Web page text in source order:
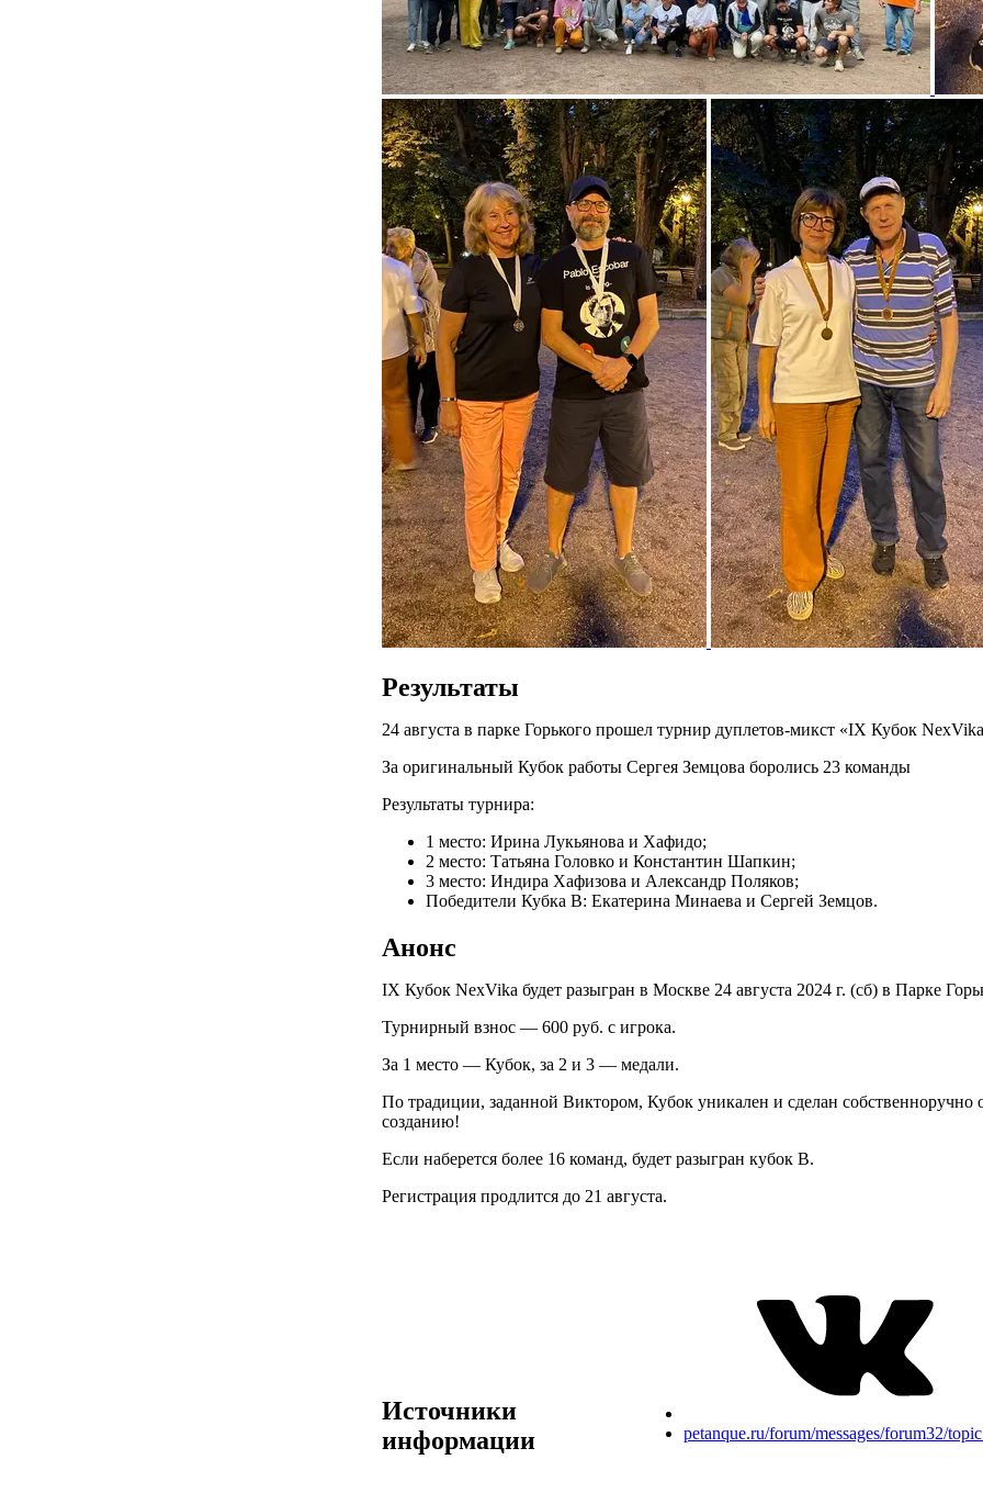
Результаты
24 августа в парке Горького прошел турнир дуплетов-микст «IX Кубок
За оригинальный Кубок работы Сергея Земцова боролись 23 команды
Результаты турнира:
1 место: Ирина Лукьянова и Хафидо;
2 место: Татьяна Головко и Константин Шапкин;
3 место: Индира Хафизова и Александр Поляков;
Победители Кубка В: Екатерина Минаева и Сергей Земцов.
Анонс
IX Кубок NexVika будет разыгран в Москве 24 августа 2024 г. (сб) в Парке
Турнирный взнос — 600 руб. с игрока.
За 1 место — Кубок, за 2 и 3 — медали.
По традиции, заданной Виктором, Кубок уникален и сделан
созданию!
Если наберется более 16 команд, будет разыгран кубок В.
Регистрация продлится до 21 августа.
Источники
информации
petanque.ru/forum/messages/forum32/